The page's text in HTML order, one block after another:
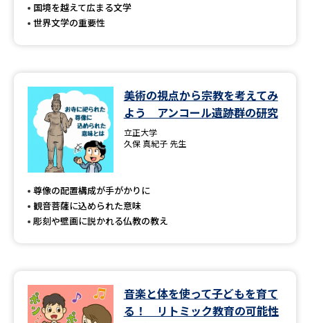
国境を越えて広まる文学
世界文学の重要性
美術の視点から宗教を考えてみ
よう アンコール遺跡群の研究
立正大学
久保 真紀子 先生
尊像の配置構成が手がかりに
観音菩薩に込められた意味
彫刻や壁画に説かれる仏教の教え
音楽と体を使って子どもを育て
る！ リトミック教育の可能性